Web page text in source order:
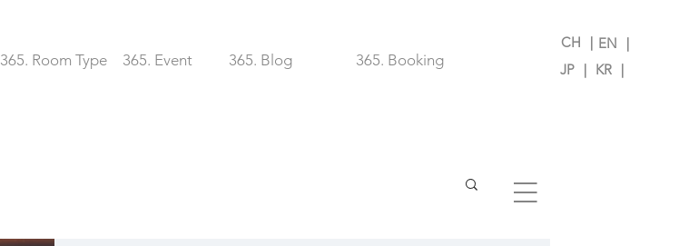
CH ｜
JP ｜ KR ｜
EN ｜
365. Event
365. Room Type 365. Blog 365. Booking